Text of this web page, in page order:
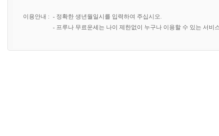
이용안내 : - 정확한 생년월일시를 입력하여 주십시오.
- 프루나 무료운세는 나이 제한없이 누구나 이용할 수 있는 서비